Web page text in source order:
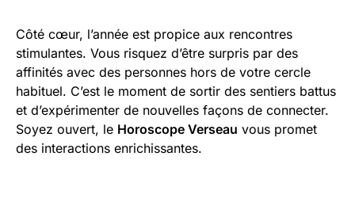
Côté cœur, l’année est propice aux rencontres
stimulantes. Vous risquez d’être surpris par des
affinités avec des personnes hors de votre cercle
habituel. C’est le moment de sortir des sentiers battus
et d’expérimenter de nouvelles façons de connecter.
Soyez ouvert, le Horoscope Verseau vous promet
des interactions enrichissantes.